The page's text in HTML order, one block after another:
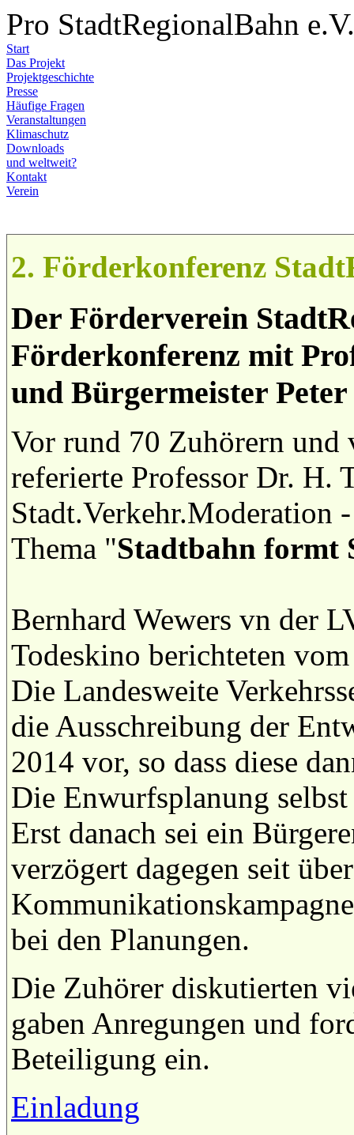
Pro StadtRegionalBahn e.V.
Start
Das Projekt
Projektgeschichte
Presse
Häufige Fragen
Veranstaltungen
Klimaschutz
Downloads
und weltweit?
Kontakt
Verein
2. Förderkonferenz
Der Förderverein
Förderkonferenz mit
und Bürgermeister Peter
Vor rund 70 Zuhörern und
referierte Professor Dr. H.
Stadt.Verkehr.Moderation
Thema "Stadtbahn formt
Bernhard Wewers vn der
Todeskino berichteten
Die Landesweite
die Ausschreibung der
2014 vor, so dass diese
Die Enwurfsplanung
Erst danach sei ein
verzögert dagegen seit
bei den Planungen.
Die Zuhörer diskutierten
gaben Anregungen und
Beteiligung ein.
Einladung